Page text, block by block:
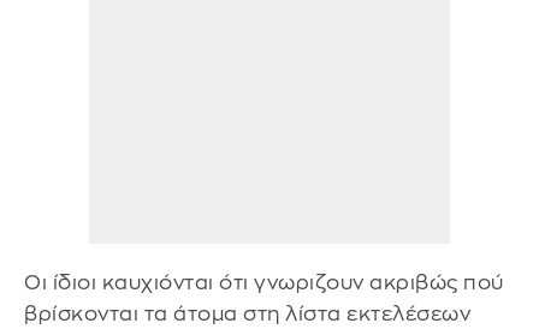
Οι ίδιοι καυχιόνται ότι γνωριζουν ακριβώς πού
βρίσκονται τα άτομα στη λίστα εκτελέσεων